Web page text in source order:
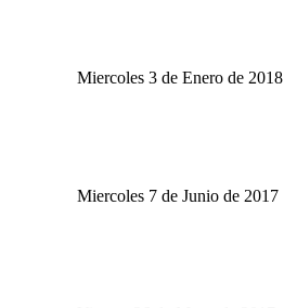
Miercoles 3 de Enero de 2018
Miercoles 7 de Junio de 2017